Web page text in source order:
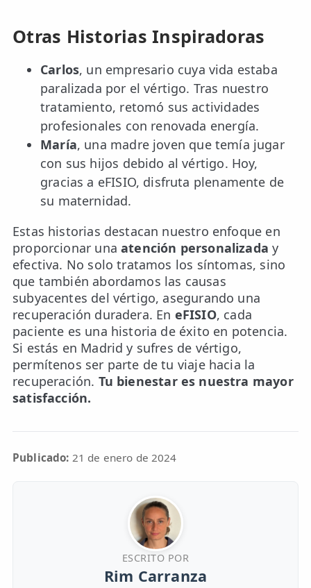
Otras Historias Inspiradoras
Carlos, un empresario cuya vida estaba
paralizada por el vértigo. Tras nuestro
tratamiento, retomó sus actividades
profesionales con renovada energía.
María, una madre joven que temía jugar
con sus hijos debido al vértigo. Hoy,
gracias a eFISIO, disfruta plenamente de
su maternidad.
Estas historias destacan nuestro enfoque en
proporcionar unaatención personalizada y
efectiva. No solo tratamos los síntomas, sino
que también abordamos las causas
subyacentes del vértigo, asegurando una
recuperación duradera. En eFISIO, cada
paciente es una historia de éxito en potencia.
Si estás en Madrid y sufres de vértigo,
permítenos ser parte de tu viaje hacia la
recuperación. Tu bienestar es nuestra mayor
satisfacción.
Publicado: 21 de enero de 2024
ESCRITO POR
Rim Carranza